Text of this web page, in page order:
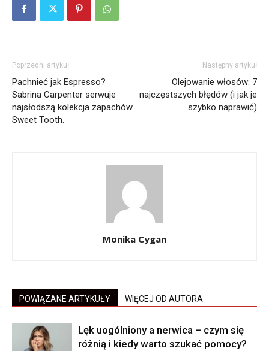
Poprzedni artykuł
Pachnieć jak Espresso?
Sabrina Carpenter serwuje
najsłodszą kolekcja zapachów
Sweet Tooth.
Następny artykuł
Olejowanie włosów: 7
najczęstszych błędów (i jak je
szybko naprawić)
Monika Cygan
POWIĄZANE ARTYKUŁY WIĘCEJ OD AUTORA
Lęk uogólniony a nerwica – czym się
różnią i kiedy warto szukać pomocy?